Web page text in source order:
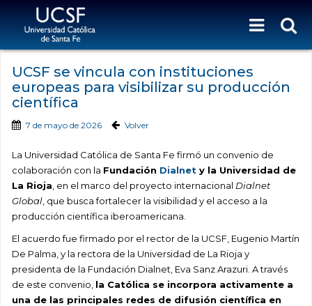
UCSF se vincula con instituciones
europeas para visibilizar su producción
científica
7 de mayo de 2026 Volver
La Universidad Católica de Santa Fe firmó un convenio de
colaboración con la Fundación Dialnet y la Universidad de
La Rioja , en el marco del proyecto internacional Dialnet
Global , que busca fortalecer la visibilidad y el acceso a la
producción científica iberoamericana.
El acuerdo fue firmado por el rector de la UCSF, Eugenio Martín
De Palma, y la rectora de la Universidad de La Rioja y
presidenta de la Fundación Dialnet, Eva Sanz Arazuri. A través
de este convenio, la Católica se incorpora activamente a
una de las principales redes de difusión científica en